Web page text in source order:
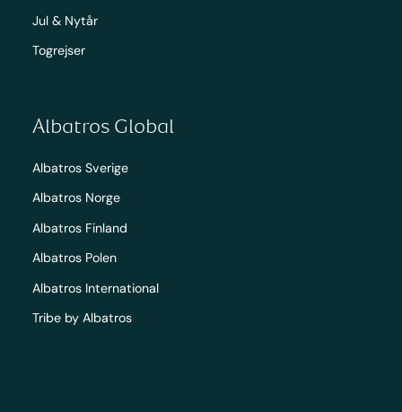
Jul & Nytår
Togrejser
Albatros Global
Albatros Sverige
Albatros Norge
Albatros Finland
Albatros Polen
Albatros International
Tribe by Albatros